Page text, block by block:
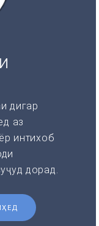
дигар
аз
интихоб
дорад.